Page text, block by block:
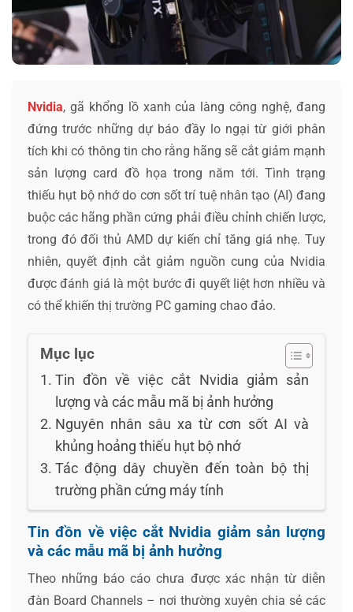
Nvidia, gã khổng lồ xanh của làng công nghệ, đang
đứng trước những dự báo đầy lo ngại từ giới phân
tích khi có thông tin cho rằng hãng sẽ cắt giảm mạnh
sản lượng card đồ họa trong năm tới. Tình trạng
thiếu hụt bộ nhớ do cơn sốt trí tuệ nhân tạo (AI) đang
buộc các hãng phần cứng phải điều chỉnh chiến lược,
trong đó đối thủ AMD dự kiến chỉ tăng giá nhẹ. Tuy
nhiên, quyết định cắt giảm nguồn cung của Nvidia
được đánh giá là một bước đi quyết liệt hơn nhiều và
có thể khiến thị trường PC gaming chao đảo.
Mục lục
Tin đồn về việc cắt Nvidia giảm sản
lượng và các mẫu mã bị ảnh hưởng
Nguyên nhân sâu xa từ cơn sốt AI và
khủng hoảng thiếu hụt bộ nhớ
Tác động dây chuyền đến toàn bộ thị
trường phần cứng máy tính
Tin đồn về việc cắt Nvidia giảm sản lượng
và các mẫu mã bị ảnh hưởng
Theo những báo cáo chưa được xác nhận từ diễn
đàn Board Channels – nơi thường xuyên chia sẻ các